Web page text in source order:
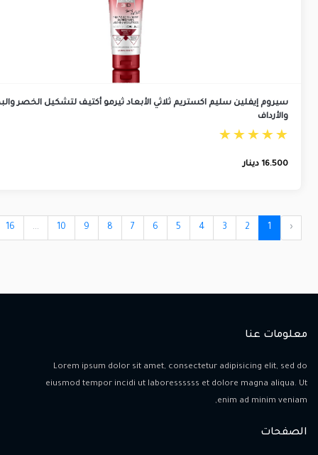
سيروم إيفلين سليم اكستريم ثلاثي الأبعاد ثيرمو أكتيف لتشكيل الخصر
والأرداف
16.500 دينار
‹
1
2
3
4
5
6
7
8
9
10
...
16
معلومات عنا
Lorem ipsum dolor sit amet, consectetur adipisicing elit, sed do
eiusmod tempor incidi ut laboressssss et dolore magna aliqua. Ut
enim ad minim veniam,
الصفحات